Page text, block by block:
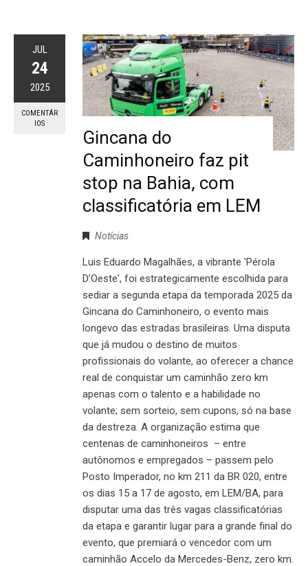
JUL
24
2025
COMENTÁR
IOS
Gincana do
Caminhoneiro faz pit
stop na Bahia, com
classificatória em LEM
Notícias
Luis Eduardo Magalhães, a vibrante 'Pérola
D’Oeste', foi estrategicamente escolhida para
sediar a segunda etapa da temporada 2025 da
Gincana do Caminhoneiro, o evento mais
longevo das estradas brasileiras. Uma disputa
que já mudou o destino de muitos
profissionais do volante, ao oferecer a chance
real de conquistar um caminhão zero km
apenas com o talento e a habilidade no
volante; sem sorteio, sem cupons, só na base
da destreza. A organização estima que
centenas de caminhoneiros – entre
autônomos e empregados – passem pelo
Posto Imperador, no km 211 da BR 020, entre
os dias 15 a 17 de agosto, em LEM/BA, para
disputar uma das três vagas classificatórias
da etapa e garantir lugar para a grande final do
evento, que premiará o vencedor com um
caminhão Accelo da Mercedes-Benz, zero km.